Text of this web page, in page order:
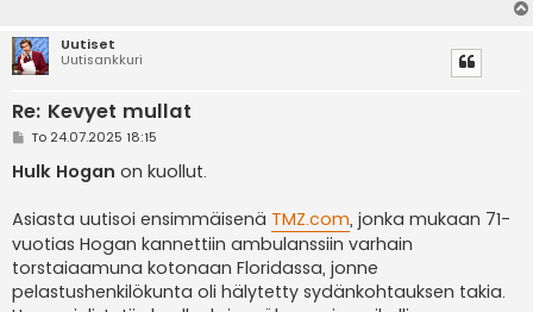
Uutiset
Uutisankkuri
Re: Kevyet mullat
V
e
s
i
To 24.07.2025 18:15
Hulk Hogan on kuollut.
Asiasta uutisoi ensimmäisenä TMZ.com, jonka mukaan 71-
vuotias Hogan kannettiin ambulanssiin varhain
torstaiaamuna kotonaan Floridassa, jonne
pelastushenkilökunta oli hälytetty sydänkohtauksen takia.